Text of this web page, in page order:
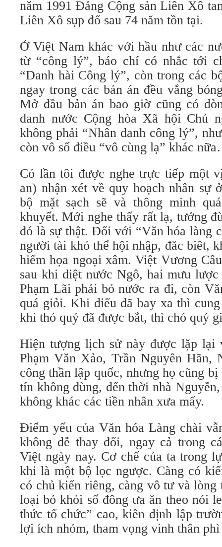
năm 1991 Đảng Cộng sản Liên Xô
Liên Xô sụp đổ sau 74 năm tồn tại.
Ở Việt Nam khác với hầu như các
từ “công lý”, báo chí có nhắc tới
“Danh hài Công lý”, còn trong các
ngay trong các bản án đều vắng
Mở đầu bản án bao giờ cũng có
danh nước Cộng hòa Xã hội Chủ
không phải “Nhân danh công lý”,
còn vô số điều “vô cùng lạ” khác
Có lần tôi được nghe trực tiếp một
an) nhận xét về quy hoạch nhân sự
bộ mặt sạch sẽ và thông minh
khuyết. Mới nghe thấy rất lạ, tưởng
đó là sự thật. Đối với “Văn hóa làng
người tài khó thể hội nhập, đăc biêt,
hiểm họa ngoại xâm. Việt Vương
sau khi diệt nước Ngô, hai mưu
Phạm Lãi phải bỏ nước ra đi, còn
quá giỏi. Khi điểu đã bay xa thì
khi thỏ quý đã được bắt, thì chó quý
Hiện tượng lịch sử này được lặp lại
Phạm Văn Xảo, Trần Nguyên Hãn,
công thần lập quốc, nhưng họ cũng
tín không dùng, đến thời nhà
không khác các tiền nhân xưa mấy.
Điểm yếu của Văn hóa Làng chài
không dễ thay đổi, ngay cả trong
Việt ngày nay. Cơ chế của ta trong
khi là một bộ lọc ngược. Càng có
có chủ kiến riêng, càng vô tư và
loại bỏ khỏi số đông ưa ăn theo nói
thức tổ chức” cao, kiên định lập
lợi ích nhóm, tham vọng vinh thân